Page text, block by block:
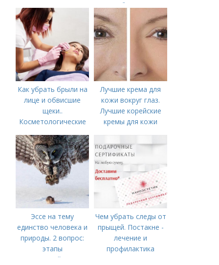
белка
Как убрать брыли на
лице и обвисшие
щеки..
Косметологические
Лучшие крема для
кожи вокруг глаз.
Лучшие корейские
кремы для кожи
году
Эссе на тему
единство человека и
природы. 2 вопрос:
этапы
взаимодействия
Чем убрать следы от
прыщей. Постакне -
лечение и
профилактика